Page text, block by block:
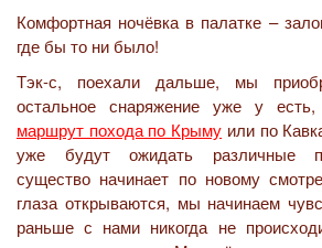
Комфортная ночёвка в палатке –
где бы то ни было!
Тэк-с, поехали дальше, мы
остальное снаряжение уже у
маршрут похода по Крыму или по
уже будут ожидать различные
существо начинает по новому
глаза открываются, мы начинаем
раньше с нами никогда не